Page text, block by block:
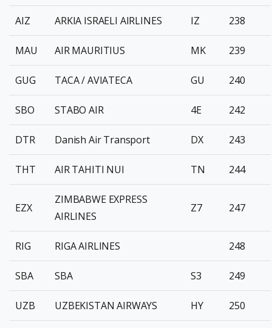
AIZ ARKIA ISRAELI AIRLINES IZ 238
MAU AIR MAURITIUS MK 239
GUG TACA / AVIATECA GU 240
SBO STABO AIR 4E 242
DTR Danish Air Transport DX 243
THT AIR TAHITI NUI TN 244
EZX
ZIMBABWE EXPRESS
AIRLINES
Z7 247
RIG RIGA AIRLINES 248
SBA SBA S3 249
UZB UZBEKISTAN AIRWAYS HY 250